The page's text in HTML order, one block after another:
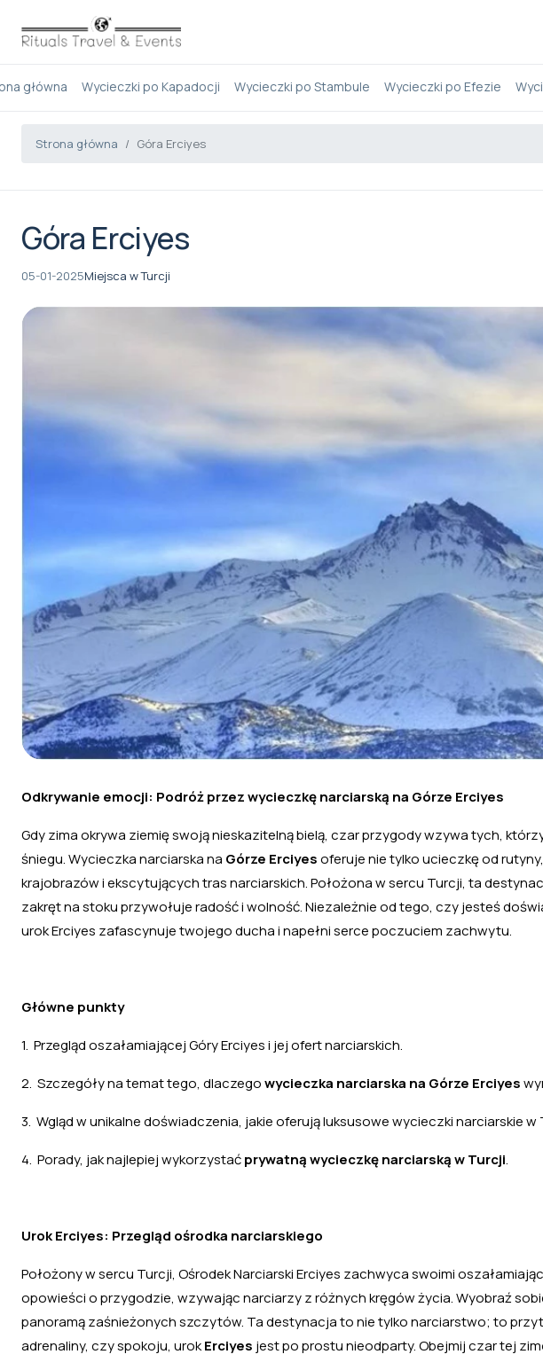
główna Wycieczki po Kapadocji Wycieczki po Stambule Wycieczki po Efezie
Strona główna Góra Erciyes
Góra Erciyes
05-01-2025Miejsca w Turcji
Odkrywanie emocji: Podróż przez wycieczkę narciarską na Górze Erciyes
Gdy zima okrywa ziemię swoją nieskazitelną bielą, czar przygody wzywa tych,
śniegu. Wycieczka narciarska na Górze Erciyesoferuje nie tylko ucieczkę od
krajobrazów i ekscytujących tras narciarskich. Położona w sercu Turcji, ta
zakręt na stoku przywołuje radość i wolność. Niezależnie od tego, czy jesteś
urok Erciyes zafascynuje twojego ducha i napełni serce poczuciem zachwytu.
Główne punkty
1. Przegląd oszałamiającej Góry Erciyes i jej ofert narciarskich.
2. Szczegóły na temat tego, dlaczegowycieczka narciarska na Górze Erciyes
3. Wgląd w unikalne doświadczenia, jakie oferują luksusowe wycieczki narciarskie w
4. Porady, jak najlepiej wykorzystaćprywatną wycieczkę narciarską w Turcji.
Urok Erciyes: Przegląd ośrodka narciarskiego
Położony w sercu Turcji, Ośrodek Narciarski Erciyes zachwyca swoimi
opowieści o przygodzie, wzywając narciarzy z różnych kręgów życia. Wyobraź
panoramą zaśnieżonych szczytów. Ta destynacja to nie tylko narciarstwo; to
adrenaliny, czy spokoju, urokErciyes jest po prostu nieodparty. Obejmij czar tej